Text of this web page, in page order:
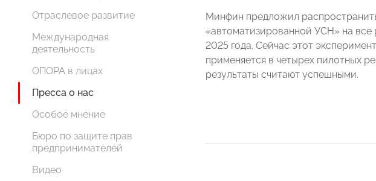
Отраслевое развитие
Международная
деятельность
ОПОРА в лицах
Пресса о нас
Особое мнение
Бюро по защите прав
предпринимателей
Видео
Минфин предложил
«автоматизированной УСН» на все
2025 года. Сейчас этот
применяется в четырех пилотных
результаты считают успешными.